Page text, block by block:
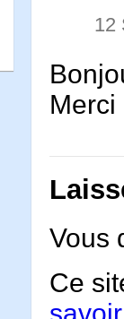
12
Vous
Ce